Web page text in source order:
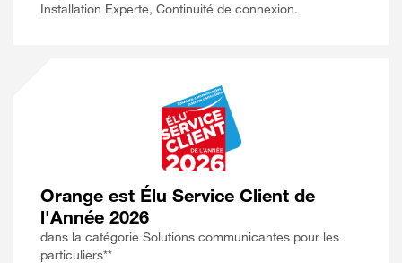
Installation Experte, Continuité de connexion.
Orange est Élu Service Client de
l'Année 2026
dans la catégorie Solutions communicantes pour les
particuliers**